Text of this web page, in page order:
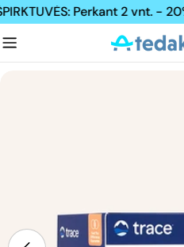
Pereiti
turinio
Perkant 2 vnt. -